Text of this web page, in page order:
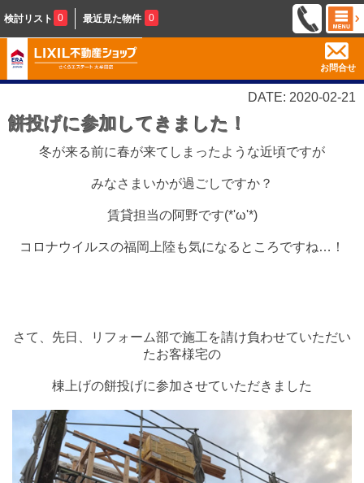
検討リスト 0 最近見た物件 0
お問合せ
DATE: 2020-02-21
餅投げに参加してきました！
冬が来る前に春が来てしまったような近頃ですが
みなさまいかが過ごしですか？
賃貸担当の阿野です(*'ω'*)
コロナウイルスの福岡上陸も気になるところですね…！
さて、先日、リフォーム部で施工を請け負わせていただい
たお客様宅の
棟上げの餅投げに参加させていただきました